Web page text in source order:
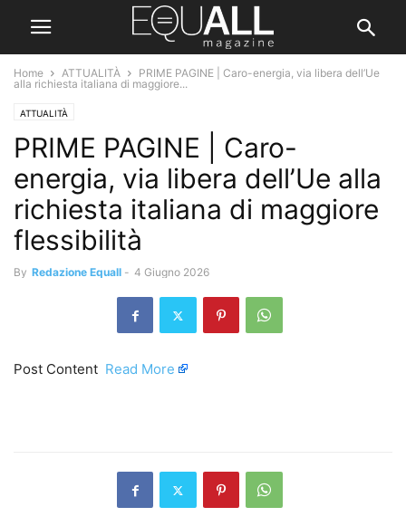
Home ATTUALITÀ
PRIME PAGINE | Caro-energia, via libera dell’Ue
alla richiesta italiana di maggiore...
ATTUALITÀ
PRIME PAGINE | Caro-
energia, via libera dell’Ue alla
richiesta italiana di maggiore
flessibilità
By Redazione Equall - 4 Giugno 2026
Post Content ​ Read More